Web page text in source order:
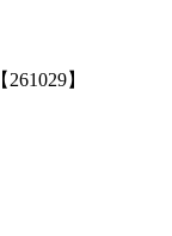
】